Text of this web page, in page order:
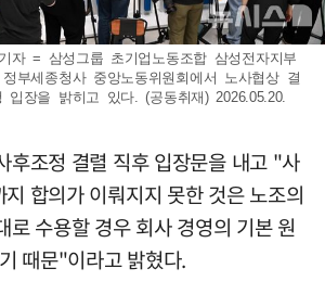
자 = 삼성그룹 초기업노동조합 삼성전자지부
부세종청사 중앙노동위원회에서 노사협상 결
장을 밝히고 있다. (공동취재) 2026.05.20.
후조정 결렬 직후 입장문을 내고 "사
합의가 이뤄지지 못한 것은 노조의
로 수용할 경우 회사 경영의 기본 원
때문"이라고 밝혔다.